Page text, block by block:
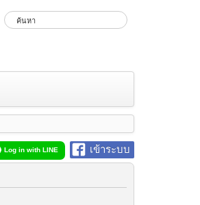
เข้าระบบ
Log in with LINE